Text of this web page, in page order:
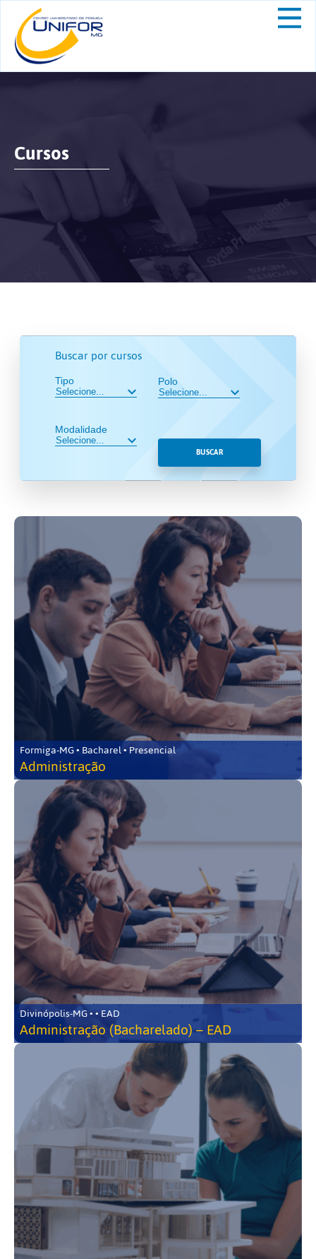
Cursos
Buscar por cursos
Tipo
Modalidade
Polo
BUSCAR
Formiga-MG • Bacharel • Presencial
Administração
Divinópolis-MG • • EAD
Administração (Bacharelado) – EAD